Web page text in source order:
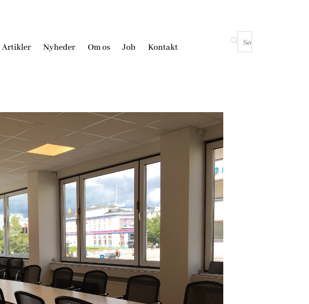
Artikler Nyheder Om os Job Kontakt